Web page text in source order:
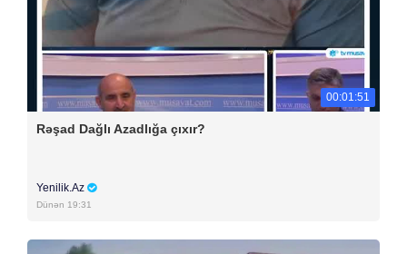
00:01:51
Rəşad Dağlı Azadlığa çıxır?
Yenilik.Az
Dünən 19:31